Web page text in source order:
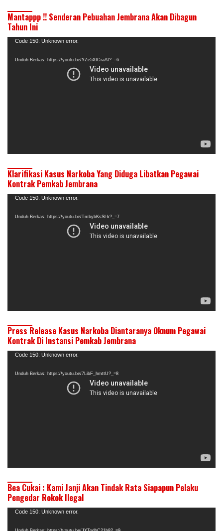
Mantappp !! Senderan Pebuahan Jembrana Akan Dibagun
Tahun Ini
Pemutar
Code 150: Unknown error.
Unduh Berkas: https://youtu.be/YZe5XICraAI?_=6
Klarifikasi Kasus Narkoba Yang Diduga Libatkan Pegawai
Kontrak Pemkab Jembrana
Pemutar
Code 150: Unknown error.
Unduh Berkas: https://youtu.be/TmbybKsSl-k?_=7
Press Release Kasus Narkoba Diantaranya Oknum Pegawai
Kontrak Di Instansi Pemkab Jembrana
Pemutar
Code 150: Unknown error.
Unduh Berkas: https://youtu.be/7LibF_hmttU?_=8
Bea Cukai : Kami Janji Akan Tindak Rata Siapapun Pelaku
Pengedar Rokok Ilegal
Pemutar
Code 150: Unknown error.